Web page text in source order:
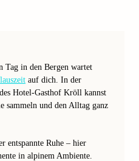
Tag in den Bergen wartet
auf dich. In der
Hotel-Gasthof Kröll kannst
sammeln und den Alltag ganz
entspannte Ruhe – hier
in alpinem Ambiente.